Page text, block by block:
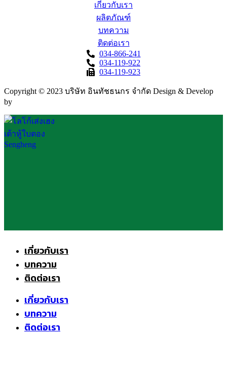
เกี่ยวกับเรา
ผลิตภัณฑ์
บทความ
ติดต่อเรา
034-866-241
034-119-922
034-119-923
Copyright © 2023 บริษัท อินทัชธนกร จำกัด Design & Develop
by
เกี่ยวกับเรา
บทความ
ติดต่อเรา
เกี่ยวกับเรา
บทความ
ติดต่อเรา